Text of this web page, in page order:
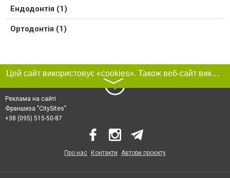
Ендодонтія (1)
Ортодонтія (1)
Цей сайт використовує «cookies». Також веб-сайт використовує інтернет-сервіс для збору технічних даних стосовно відвідувачів з метою отримання маркетингової та статистичної інформації. Умови обробки даних відвідувачів сайту див.
〉
Реклама на сайті
Франшиза "CitySites"
+38 (095) 515-50-87
Про нас Контакти Автори проєкту